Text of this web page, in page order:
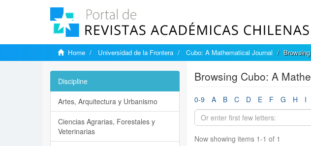
Home Universidad de la Frontera Cubo: A Mathematical Journal
Browsing Cubo: A
0-9 A B C D E F G H I
Now showing items 1-1 of 1
Discipline
Artes, Arquitectura y Urbanismo
Ciencias Agrarias, Forestales y
Veterinarias